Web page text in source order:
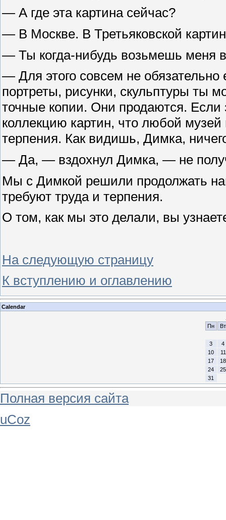
— А где эта картина сейчас?
— В Москве. В Третьяковской
— Ты когда-нибудь возьмешь меня в
— Для этого совсем не
портреты, рисунки, скульптуры ты
точные копии. Они продаются. Если
коллекцию картин, что любой музей
терпения. Как видишь, Димка,
— Да, — вздохнул Димка, — не
Мы с Димкой решили продолжать
требуют труда и терпения.
О том, как мы это делали, вы
На следующую страницу
К вступлению и оглавлению
Calendar
Пн
Вт
3
4
10
11
17
18
24
25
31
Полная версия сайта
uCoz